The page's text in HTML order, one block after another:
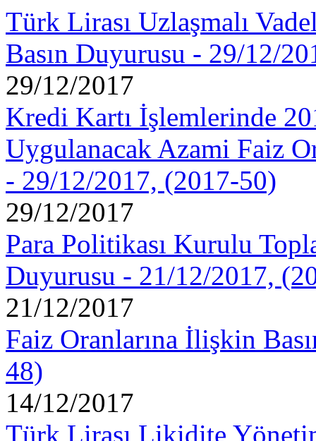
Türk Lirası Uzlaşmalı
Basın Duyurusu - 29/12/
29/12/2017
Kredi Kartı İşlemlerinde
Uygulanacak Azami Faiz
- 29/12/2017, (2017-50)
29/12/2017
Para Politikası Kurulu
Duyurusu - 21/12/2017,
21/12/2017
Faiz Oranlarına İlişkin
48)
14/12/2017
Türk Lirası Likidite